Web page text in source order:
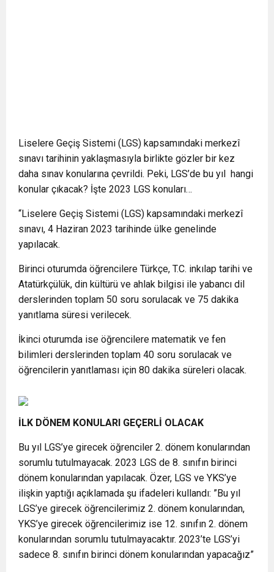
Liselere Geçiş Sistemi (LGS) kapsamındaki merkezî
sınavı tarihinin yaklaşmasıyla birlikte gözler bir kez
daha sınav konularına çevrildi. Peki, LGS’de bu yıl hangi
konular çıkacak? İşte 2023 LGS konuları…
“Liselere Geçiş Sistemi (LGS) kapsamındaki merkezî
sınavı, 4 Haziran 2023 tarihinde ülke genelinde
yapılacak.
Birinci oturumda öğrencilere Türkçe, T.C. inkılap tarihi ve
Atatürkçülük, din kültürü ve ahlak bilgisi ile yabancı dil
derslerinden toplam 50 soru sorulacak ve 75 dakika
yanıtlama süresi verilecek.
İkinci oturumda ise öğrencilere matematik ve fen
bilimleri derslerinden toplam 40 soru sorulacak ve
öğrencilerin yanıtlaması için 80 dakika süreleri olacak.
İLK DÖNEM KONULARI GEÇERLİ OLACAK
Bu yıl LGS’ye girecek öğrenciler 2. dönem konularından
sorumlu tutulmayacak. 2023 LGS de 8. sınıfın birinci
dönem konularından yapılacak. Özer, LGS ve YKS’ye
ilişkin yaptığı açıklamada şu ifadeleri kullandı: ”Bu yıl
LGS’ye girecek öğrencilerimiz 2. dönem konularından,
YKS’ye girecek öğrencilerimiz ise 12. sınıfın 2. dönem
konularından sorumlu tutulmayacaktır. 2023’te LGS’yi
sadece 8. sınıfın birinci dönem konularından yapacağız”